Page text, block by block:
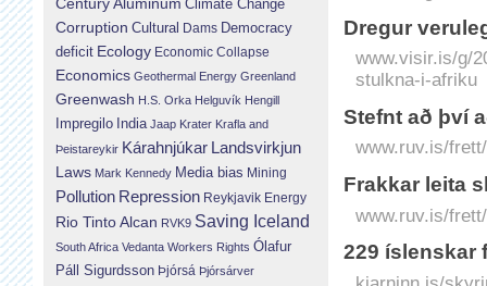
Dregur
www.visir.is/g/
stulkna-i-afriku
Stefnt að því
www.ruv.is/
Frakkar leita
www.ruv.is/
229 íslenskar
Climate Change
Corruption Cultural Dams Democracy
deficit Ecology Economic Collapse
Economics Geothermal Energy Greenland
Greenwash H.S. Orka Helguvík Hengill
Impregilo India Jaap Krater Krafla and
Þeistareykir Kárahnjúkar Landsvirkjun
Laws Mark Kennedy Media bias Mining
Pollution Repression Reykjavik Energy
Rio Tinto Alcan RVK9 Saving Iceland
South Africa Vedanta Workers Rights Ólafur
Páll Sigurdsson Þjórsá Þjórsárver